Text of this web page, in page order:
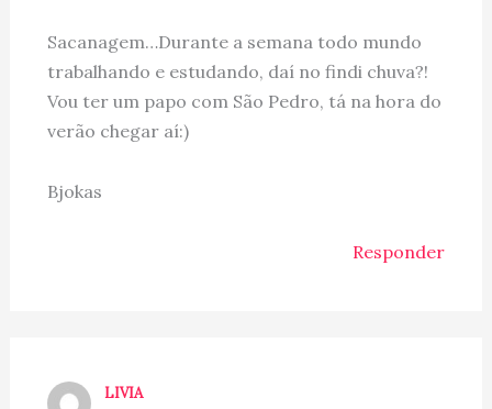
Sacanagem…Durante a semana todo mundo
trabalhando e estudando, daí no findi chuva?!
Vou ter um papo com São Pedro, tá na hora do
verão chegar aí:)
Bjokas
Responder
LIVIA